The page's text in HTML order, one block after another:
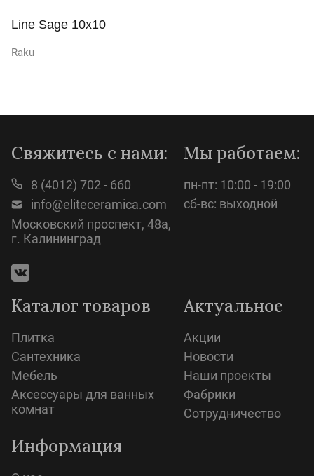
Просмотр
Line Sage 10x10
Raku
Свяжитесь с нами:
8 (4012) 702 - 660
info@eliteceramica.com
Московский проспект, 48а,
г. Калининград
Мы работаем:
пн-пт: 10:00 - 19:00
сб-вс: выходной
Каталог товаров
Плитка
Сантехника
Мебель
Аксессуары для ванных
комнат
Актуальное
Акции
Новости
Наши проекты
Фабрики
Сотрудничество
Информация